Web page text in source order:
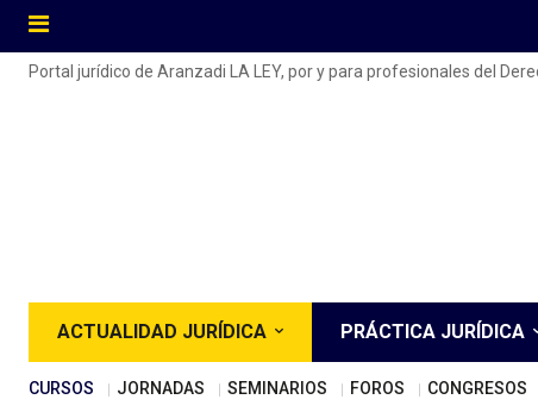
Portal jurídico de Aranzadi LA LEY, por y para profesionales del
ACTUALIDAD JURÍDICA PRÁCTICA JURÍDICA
CURSOS JORNADAS SEMINARIOS FOROS CONGRESOS